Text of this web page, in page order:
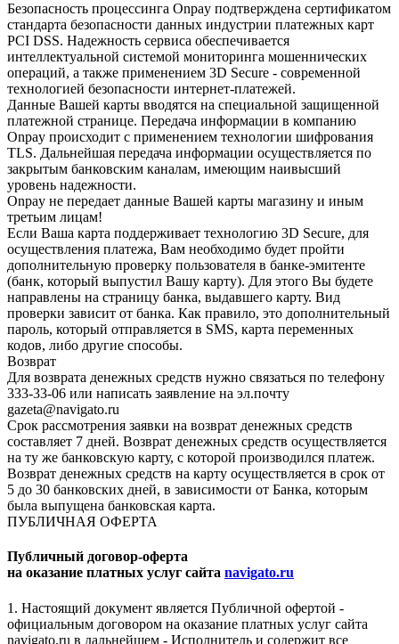
Безопасность процессинга Onpay подтверждена сертификатом
стандарта безопасности данных индустрии платежных карт
PCI DSS. Надежность сервиса обеспечивается
интеллектуальной системой мониторинга мошеннических
операций, а также применением 3D Secure - современной
технологией безопасности интернет-платежей.
Данные Вашей карты вводятся на специальной защищенной
платежной странице. Передача информации в компанию
Onpay происходит с применением технологии шифрования
TLS. Дальнейшая передача информации осуществляется по
закрытым банковским каналам, имеющим наивысший
уровень надежности.
Onpay не передает данные Вашей карты магазину и иным
третьим лицам!
Если Ваша карта поддерживает технологию 3D Secure, для
осуществления платежа, Вам необходимо будет пройти
дополнительную проверку пользователя в банке-эмитенте
(банк, который выпустил Вашу карту). Для этого Вы будете
направлены на страницу банка, выдавшего карту. Вид
проверки зависит от банка. Как правило, это дополнительный
пароль, который отправляется в SMS, карта переменных
кодов, либо другие способы.
Возврат
Для возврата денежных средств нужно связаться по телефону
333-33-06 или написать заявление на эл.почту
gazeta@navigato.ru
Срок рассмотрения заявки на возврат денежных средств
составляет 7 дней. Возврат денежных средств осуществляется
на ту же банковскую карту, с которой производился платеж.
Возврат денежных средств на карту осуществляется в срок от
5 до 30 банковских дней, в зависимости от Банка, которым
была выпущена банковская карта.
ПУБЛИЧНАЯ ОФЕРТА
Публичный договор-оферта
на оказание платных услуг сайта navigato.ru
1. Настоящий документ является Публичной офертой -
официальным договором на оказание платных услуг сайта
navigato.ru в дальнейшем - Исполнитель и содержит все